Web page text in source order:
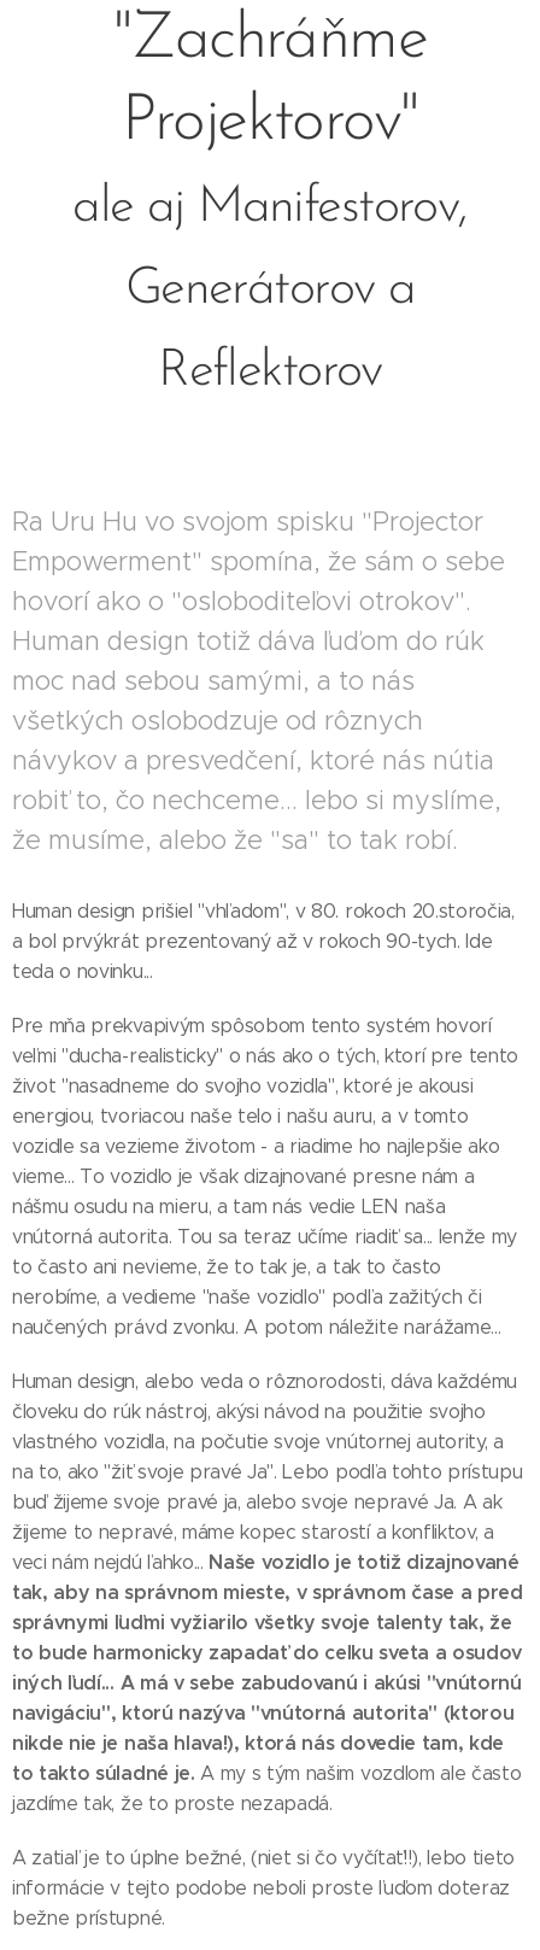
"Zachráňme
Projektorov"
ale aj Manifestorov,
Generátorov a
Reflektorov
Ra Uru Hu vo svojom spisku "Projector
Empowerment" spomína, že sám o sebe
hovorí ako o "osloboditeľovi otrokov".
Human design totiž dáva ľuďom do rúk
moc nad sebou samými, a to nás
všetkých oslobodzuje od rôznych
návykov a presvedčení, ktoré nás nútia
robiť to, čo nechceme... lebo si myslíme,
že musíme, alebo že "sa" to tak robí.
Human design prišiel "vhľadom", v 80. rokoch 20.storočia,
a bol prvýkrát prezentovaný až v rokoch 90-tych. Ide
teda o novinku...
Pre mňa prekvapivým spôsobom tento systém hovorí
veľmi "ducha-realisticky" o nás ako o tých, ktorí pre tento
život "nasadneme do svojho vozidla", ktoré je akousi
energiou, tvoriacou naše telo i našu auru, a v tomto
vozidle sa vezieme životom - a riadime ho najlepšie ako
vieme... To vozidlo je však dizajnované presne nám a
nášmu osudu na mieru, a tam nás vedie LEN naša
vnútorná autorita. Tou sa teraz učíme riadiť sa... lenže my
to často ani nevieme, že to tak je, a tak to často
nerobíme, a vedieme "naše vozidlo" podľa zažitých či
naučených právd zvonku. A potom náležite narážame...
Human design, alebo veda o rôznorodosti, dáva každému
človeku do rúk nástroj, akýsi návod na použitie svojho
vlastného vozidla, na počutie svoje vnútornej autority, a
na to, ako "žiť svoje pravé Ja". Lebo podľa tohto prístupu
buď žijeme svoje pravé ja, alebo svoje nepravé Ja. A ak
žijeme to nepravé, máme kopec starostí a konfliktov, a
veci nám nejdú ľahko... Naše vozidlo je totiž dizajnované
tak, aby na správnom mieste, v správnom čase a pred
správnymi ľuďmi vyžiarilo všetky svoje talenty tak, že
to bude harmonicky zapadať do celku sveta a osudov
iných ľudí... A má v sebe zabudovanú i akúsi "vnútornú
navigáciu", ktorú nazýva "vnútorná autorita" (ktorou
nikde nie je naša hlava!), ktorá nás dovedie tam, kde
to takto súladné je.A my s tým našim vozdlom ale často
jazdíme tak, že to proste nezapadá.
A zatiaľ je to úplne bežné, (niet si čo vyčítať!!), lebo tieto
informácie v tejto podobe neboli proste ľuďom doteraz
bežne prístupné.